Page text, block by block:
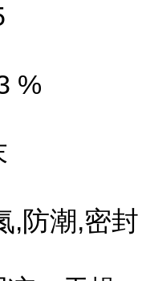
%
,防潮,密封